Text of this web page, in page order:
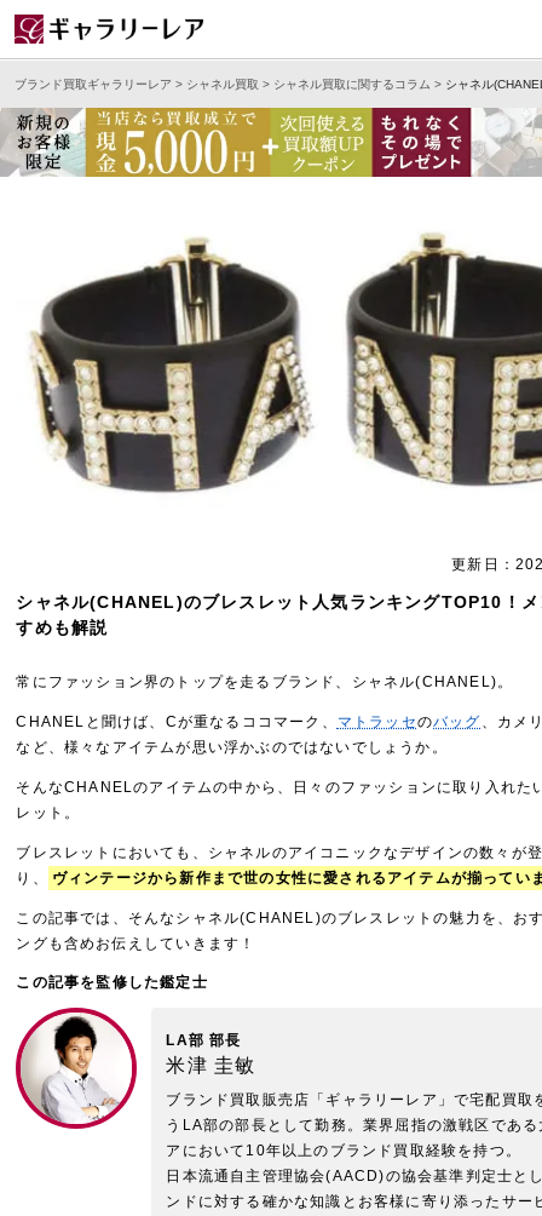
ブランド買取ギャラリーレア > シャネル買取 > シャネル買取に関するコラム > シャネル
更新日：
シャネル(CHANEL)のブレスレット人気ランキングTOP10！
すめも解説
常にファッション界のトップを走るブランド、シャネル(CHANEL)。
CHANELと聞けば、Cが重なるココマーク、 マトラッセのバッグ
、カメ
など、様々なアイテムが思い浮かぶのではないでしょうか。
そんなCHANELのアイテムの中から、日々のファッションに取り入れた
レット。
ブレスレットにおいても、シャネルのアイコニックなデザインの数々が
り、
ヴィンテージから新作まで世の女性に愛されるアイテムが揃ってい
この記事では、そんなシャネル(CHANEL)のブレスレットの魅力を、お
ングも含めお伝えしていきます！
この記事を監修した鑑定士
LA部 部長
米津 圭敏
ブランド買取販売店「ギャラリーレア」で宅配買取
うLA部の部長として勤務。業界屈指の激戦区であ
アにおいて10年以上のブランド買取経験を持つ。
日本流通自主管理協会(AACD)の協会基準判定士と
ンドに対する確かな知識とお客様に寄り添ったサー